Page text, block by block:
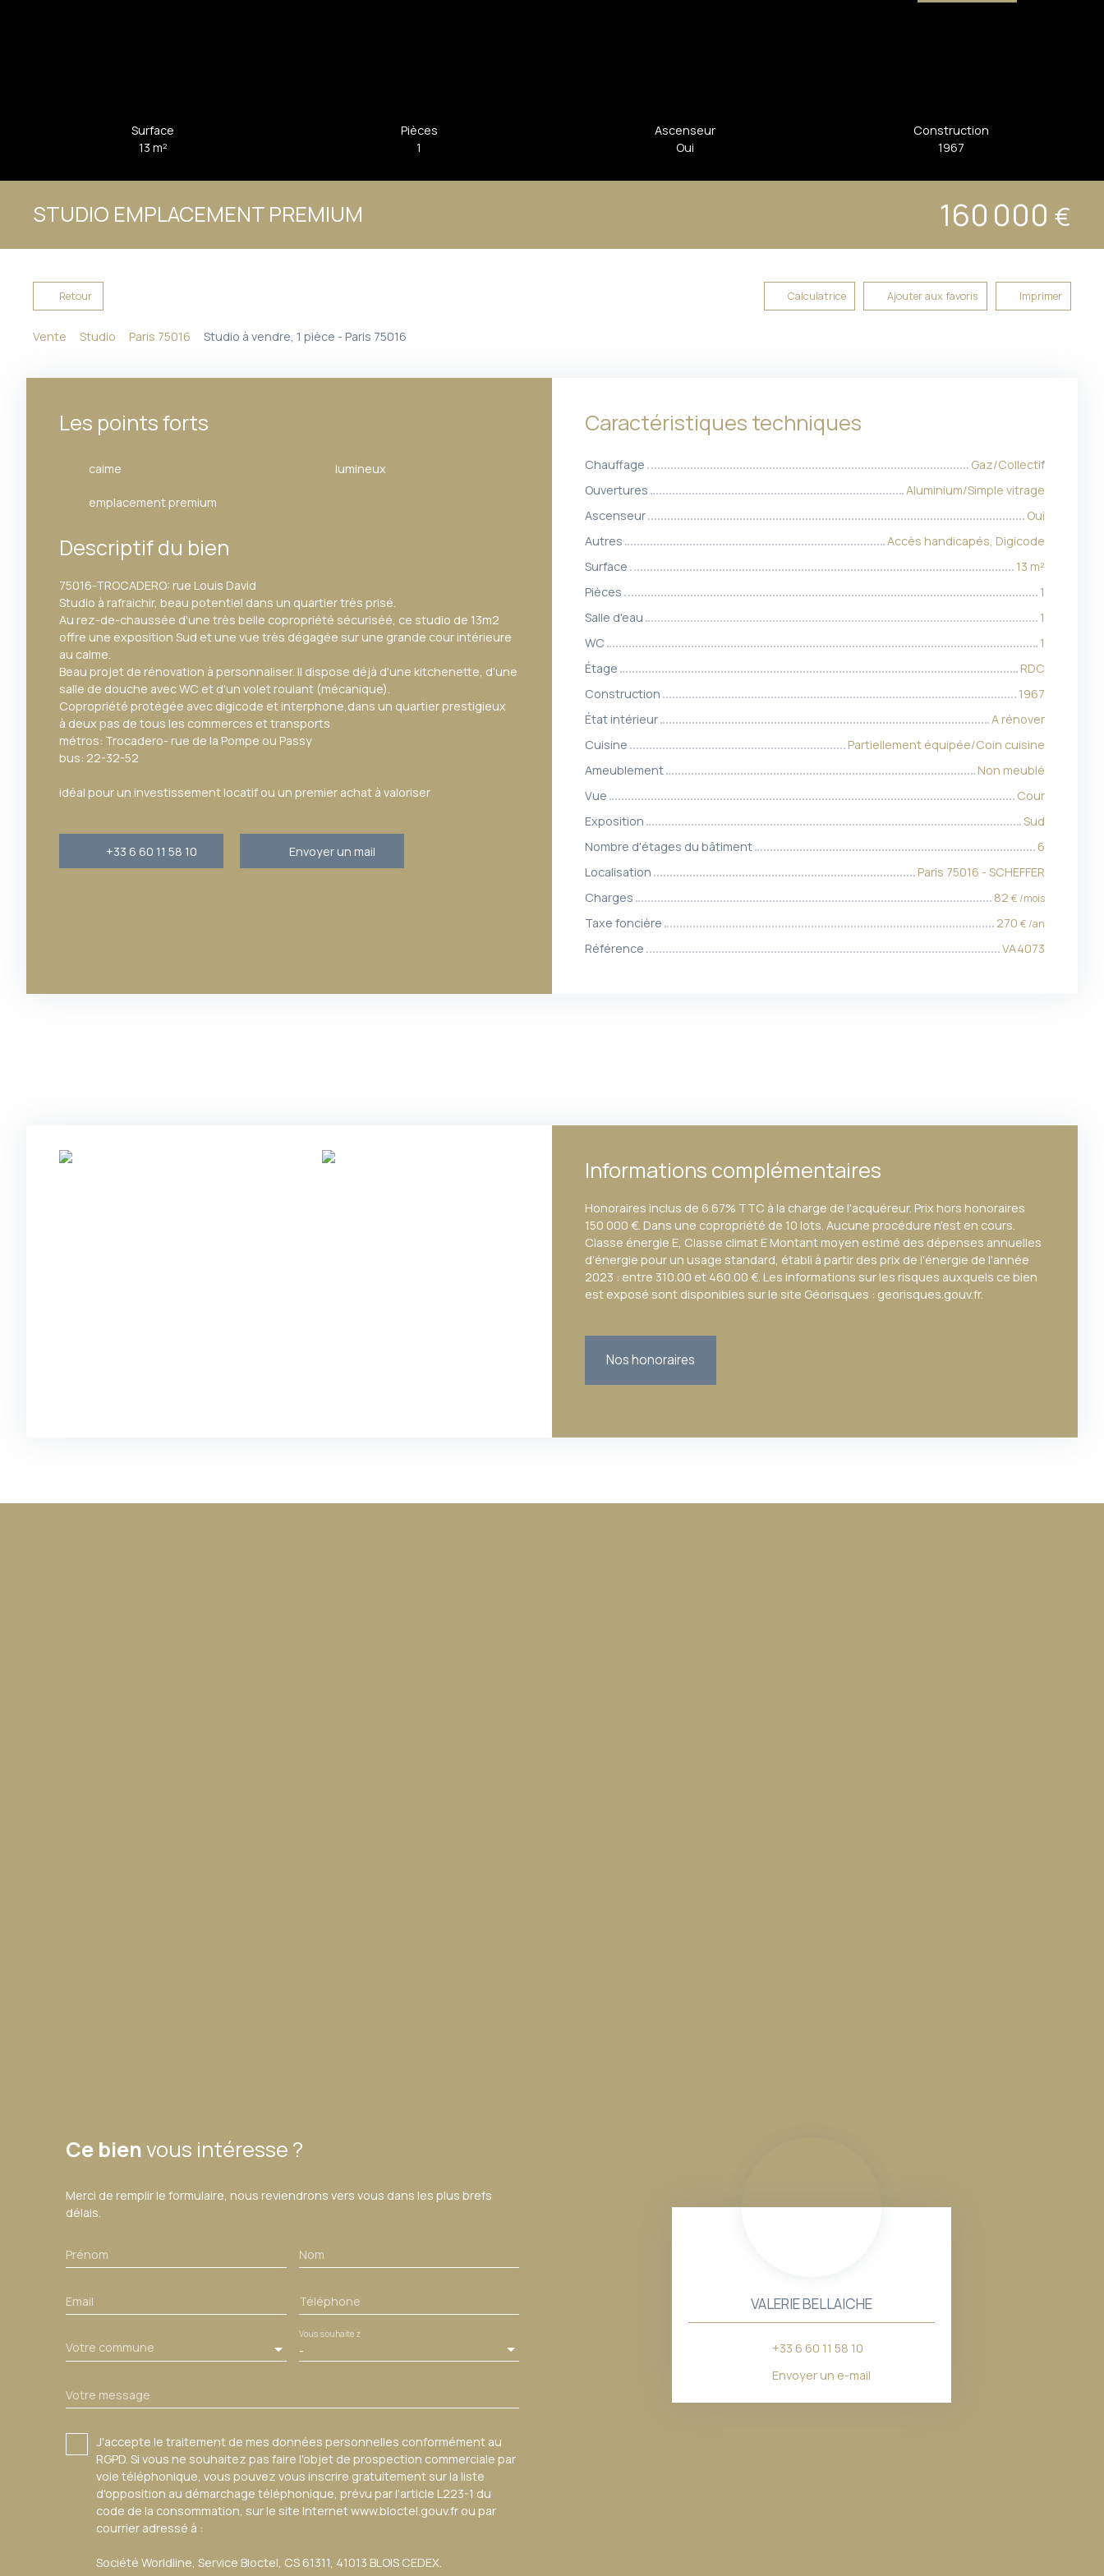
Surface
13 m²
Pièces
1
Ascenseur
Oui
Construction
1967
STUDIO EMPLACEMENT PREMIUM 160 000 €
Retour Calculatrice Ajouter aux favoris Imprimer
Vente Studio Paris 75016 Studio à vendre, 1 pièce - Paris 75016
Les points forts
calme lumineux
emplacement premium
Descriptif du bien
75016-TROCADERO: rue Louis David
Studio à rafraichir, beau potentiel dans un quartier très prisé.
Au rez-de-chaussée d'une très belle copropriété sécuriséé, ce studio de 13m2
offre une exposition Sud et une vue très dégagée sur une grande cour intérieure
au calme.
Beau projet de rénovation à personnaliser. Il dispose déjà d'une kitchenette, d'une
salle de douche avec WC et d'un volet roulant (mécanique).
Copropriété protégée avec digicode et interphone,dans un quartier prestigieux
à deux pas de tous les commerces et transports
métros: Trocadero- rue de la Pompe ou Passy
bus: 22-32-52
idéal pour un investissement locatif ou un premier achat à valoriser
+33 6 60 11 58 10 Envoyer un mail
Caractéristiques techniques
Chauffage
Gaz/Collectif
Ouvertures
Aluminium/Simple vitrage
Ascenseur
Oui
Autres
Accès handicapés, Digicode
Surface
13 m²
Pièces
1
Salle d'eau
1
WC
1
Étage
RDC
Construction
1967
État intérieur
A rénover
Cuisine
Partiellement équipée/Coin cuisine
Ameublement
Non meublé
Vue
Cour
Exposition
Sud
Nombre d'étages du bâtiment
6
Localisation
Paris 75016 - SCHEFFER
Charges
82 € /mois
Taxe foncière 270 € /an
Référence VA4073
Informations complémentaires
Honoraires inclus de 6.67% TTC à la charge de l'acquéreur. Prix hors honoraires
150 000 €. Dans une copropriété de 10 lots. Aucune procédure n'est en cours.
Classe énergie E, Classe climat E Montant moyen estimé des dépenses annuelles
d'énergie pour un usage standard, établi à partir des prix de l'énergie de l'année
2023 : entre 310.00 et 460.00 €. Les informations sur les risques auxquels ce bien
est exposé sont disponibles sur le site Géorisques : georisques.gouv.fr.
Nos honoraires
Ce bienvous intéresse ?
Merci de remplir le formulaire, nous reviendrons vers vous dans les plus brefs
délais.
Prénom Nom
Email Téléphone
Votre commune -
Vous souhaitez
Votre message
J'accepte le traitement de mes données personnelles conformément au
RGPD. Si vous ne souhaitez pas faire l'objet de prospection commerciale par
voie téléphonique, vous pouvez vous inscrire gratuitement sur la liste
d'opposition au démarchage téléphonique, prévu par l'article L223-1 du
code de la consommation, sur le site Internet www.bloctel.gouv.fr ou par
courrier adressé à :
Société Worldline, Service Bloctel, CS 61311, 41013 BLOIS CEDEX.
VALERIE BELLAICHE
+33 6 60 11 58 10
Envoyer un e-mail